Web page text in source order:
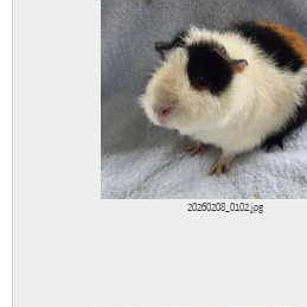
20260208_0102.jpg